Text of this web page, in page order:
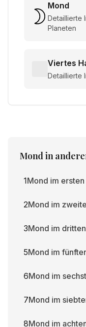
Mond
Detaillierte
Planeten
Viertes
Detaillierte
Mondin
1Mond im ersten
2Mond im
3Mond im
5Mond im
6Mond im
7Mond im
8Mond im